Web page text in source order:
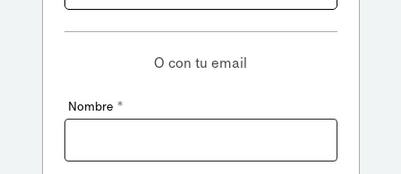
O con tu email
Nombre *